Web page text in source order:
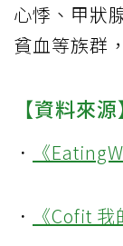
心悸、甲狀
貧血等族群
【資料來源
． 《
． 《Cofit